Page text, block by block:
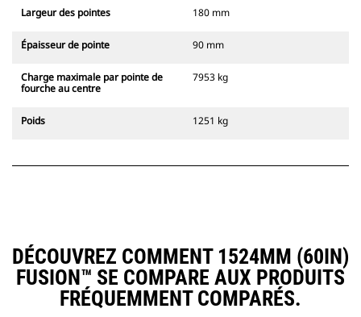
Largeur des pointes 180 mm
Épaisseur de pointe 90 mm
Charge maximale par pointe de
fourche au centre
7953 kg
Poids 1251 kg
DÉCOUVREZ COMMENT 1524MM (60IN)
FUSION™ SE COMPARE AUX PRODUITS
FRÉQUEMMENT COMPARÉS.